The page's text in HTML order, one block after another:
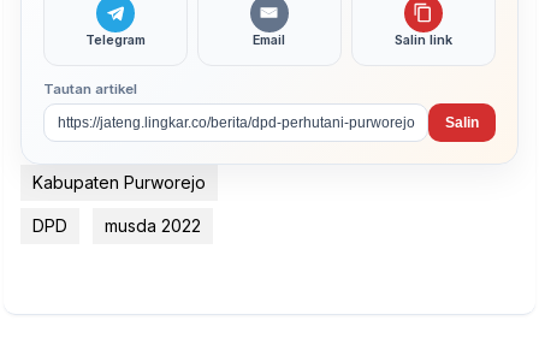
Telegram Email Salin link
Tautan artikel
Salin
Kabupaten Purworejo
DPD musda 2022